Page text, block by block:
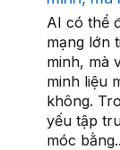
AI có thể
mạng lớn
minh, mà
minh liệu
không.
yếu tập
móc